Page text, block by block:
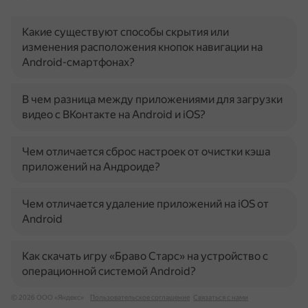
Какие существуют способы скрытия или
изменения расположения кнопок навигации на
Android-смартфонах?
В чем разница между приложениями для загрузки
видео с ВКонтакте на Android и iOS?
Чем отличается сброс настроек от очистки кэша
приложений на Андроиде?
Чем отличается удаление приложений на iOS от
Android
Как скачать игру «Браво Старс» на устройство с
операционной системой Android?
© 2026 ООО «Яндекс» Пользовательское соглашение Связаться с нами